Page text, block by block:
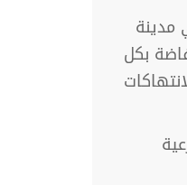
مدينة
بكل